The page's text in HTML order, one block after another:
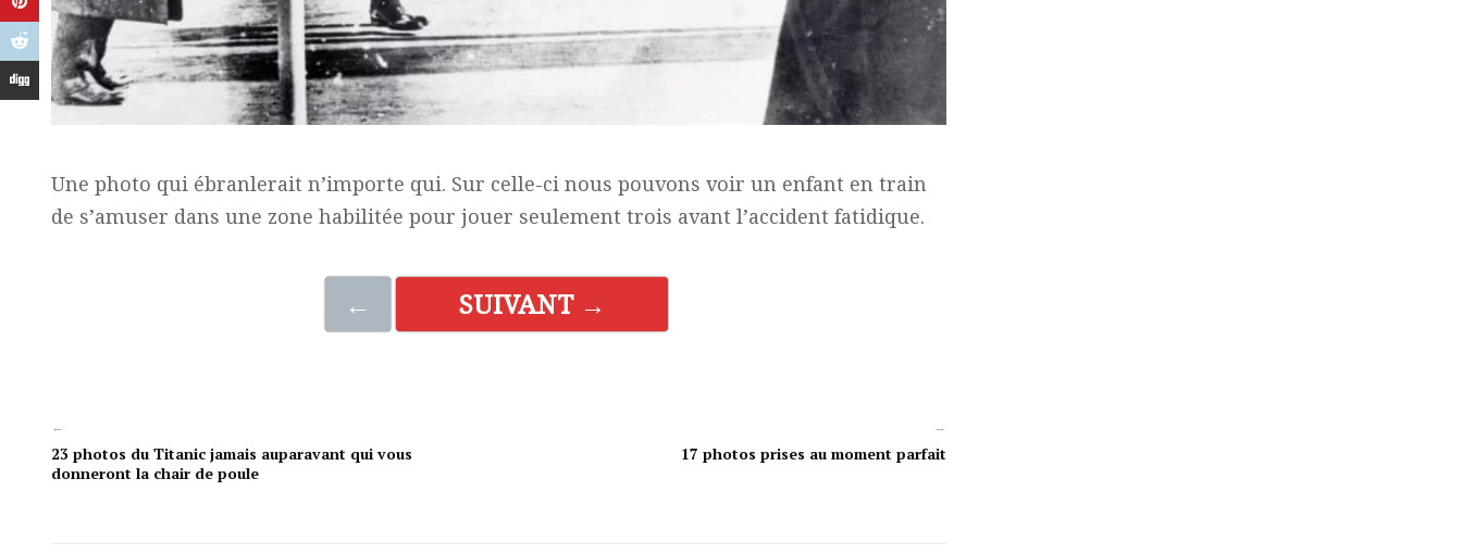
Une photo qui ébranlerait n’importe qui. Sur celle-ci nous pouvons voir un enfant en train
de s’amuser dans une zone habilitée pour jouer seulement trois avant l’accident fatidique.
← SUIVANT →
←
23 photos du Titanic jamais auparavant qui vous
donneront la chair de poule
→
17 photos prises au moment parfait